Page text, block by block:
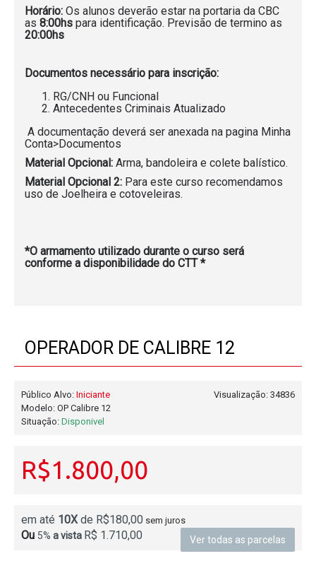
Horário: Os alunos deverão estar na portaria da CBC
as 8:00hs para identificação. Previsão de termino as
20:00hs
Documentos necessário para inscrição:
RG/CNH ou Funcional
Antecedentes Criminais Atualizado
A documentação deverá ser anexada na pagina Minha
Conta>Documentos
Material Opcional: Arma, bandoleira e colete balístico.
Material Opcional 2: Para este curso recomendamos
uso de Joelheira e cotoveleiras.
*O armamento utilizado durante o curso será
conforme a disponibilidade do CTT *
OPERADOR DE CALIBRE 12
Visualização: 34836
Público Alvo: Iniciante
Modelo: OP Calibre 12
Situação: Disponivel
R$1.800,00
em até 10Xde R$180,00 sem juros
Ver todas as parcelas
Ou 5% a vista R$ 1.710,00